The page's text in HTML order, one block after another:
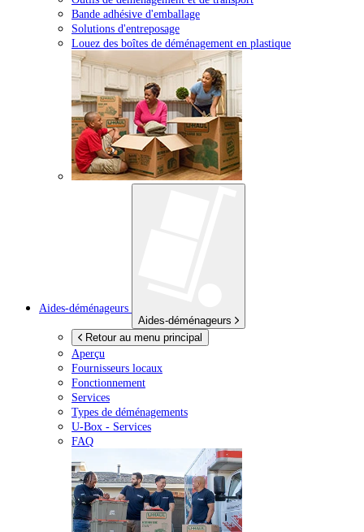
Bande adhésive d'emballage
Solutions d'entreposage
Louez des boîtes de déménagement en plastique
Aides-déménageurs
Aides-déménageurs
Retour au menu principal
Aperçu
Fournisseurs locaux
Fonctionnement
Services
Types de déménagements
U-Box - Services
FAQ